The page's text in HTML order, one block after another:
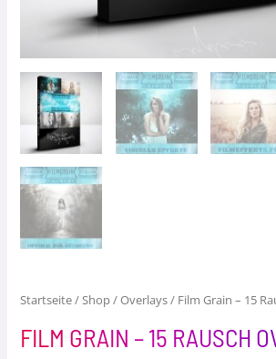
Startseite/Shop/Overlays/ Film Grain – 15
FILM GRAIN – 15 RAUSCH